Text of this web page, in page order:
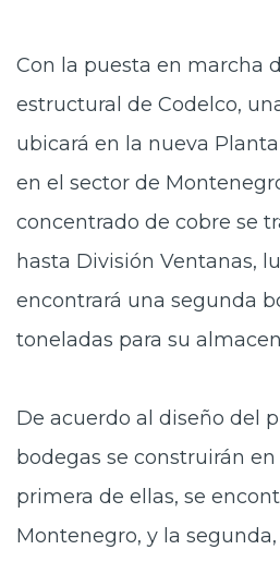
Con la puesta en marcha
estructural de Codelco,
ubicará en la nueva
en el sector de
concentrado de cobre se
hasta División Ventanas,
encontrará una segunda
toneladas para su
De acuerdo al diseño del
bodegas se construirán
primera de ellas, se
Montenegro, y la